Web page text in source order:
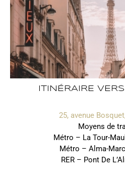
ITINÉRAIRE
25, avenue
Moyens de
Métro – La Tour-
Métro – Alma-
RER – Pont De